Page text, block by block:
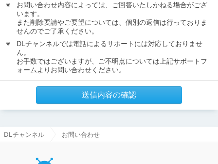
お問い合わせ内容によっては、ご回答いたしかねる場合がござ
います。
また削除要請やご要望については、個別の返信は行っておりま
せんのでご了承ください。
DLチャンネルでは電話によるサポートには対応しておりませ
ん。
お手数ではございますが、ご不明点については上記サポートフ
ォームよりお問い合わせください。
送信内容の確認
DLチャンネル お問い合わせ